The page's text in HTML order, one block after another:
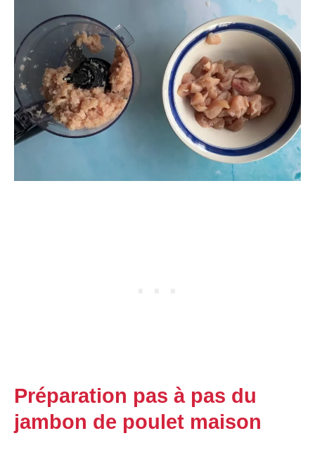
Préparation pas à pas du
jambon de poulet maison